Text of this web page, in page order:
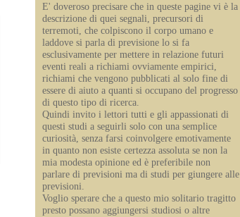
E' doveroso precisare che in queste pagine vi è la
descrizione di quei segnali, precursori di
terremoti, che colpiscono il corpo umano e
laddove si parla di previsione lo si fa
esclusivamente per mettere in relazione futuri
eventi reali a richiami ovviamente empirici,
richiami che vengono pubblicati al solo fine di
essere di aiuto a quanti si occupano del progresso
di questo tipo di ricerca.
Quindi invito i lettori tutti e gli appassionati di
questi studi a seguirli solo con una semplice
curiosità, senza farsi coinvolgere emotivamente
in quanto non esiste certezza assoluta se non la
mia modesta opinione ed è preferibile non
parlare di previsioni ma di studi per giungere alle
previsioni.
Voglio sperare che a questo mio solitario tragitto
presto possano aggiungersi studiosi o altre